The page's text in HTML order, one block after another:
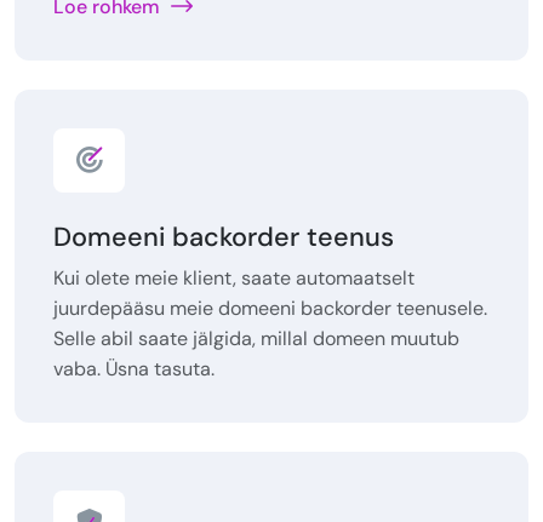
Loe rohkem
Domeeni backorder teenus
Kui olete meie klient, saate automaatselt
juurdepääsu meie domeeni backorder teenusele.
Selle abil saate jälgida, millal domeen muutub
vaba. Üsna tasuta.